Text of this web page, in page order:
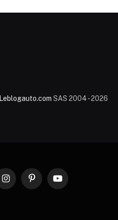
Leblogauto.com SAS 2004 - 2026
InstagramPinterestYouTube